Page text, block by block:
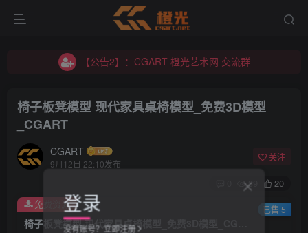
【公告2】：CGART 橙光艺术网 交流群
【公告2】：CGART 橙光艺术网 交流群
椅子板凳模型 现代家具桌椅模型_免费3D模型
_CGART
CGART
9月12日 22:10发布
关注
39 20
免费资源 已售 5
登录
没有账号？立即注册